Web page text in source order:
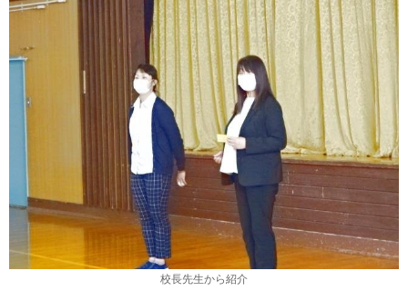
校長先生から紹介